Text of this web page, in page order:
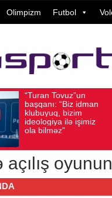
Olimpizm Futbol
Avqust 05, 2026
açılış